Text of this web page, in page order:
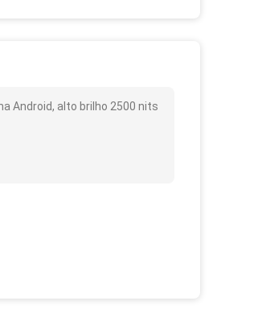
Android, alto brilho 2500 nits